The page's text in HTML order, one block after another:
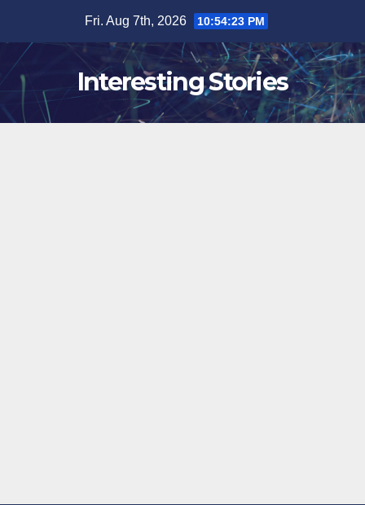
content
Fri. Aug 7th, 2026 10:54:23 PM
Interesting Stories